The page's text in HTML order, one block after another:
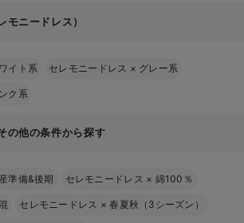
モニードレス）
イト系 セレモニードレス × グレー系
ク系
の他の条件から探す
準備&後期 セレモニードレス × 綿100％
セレモニードレス ×春夏秋（3シーズン）